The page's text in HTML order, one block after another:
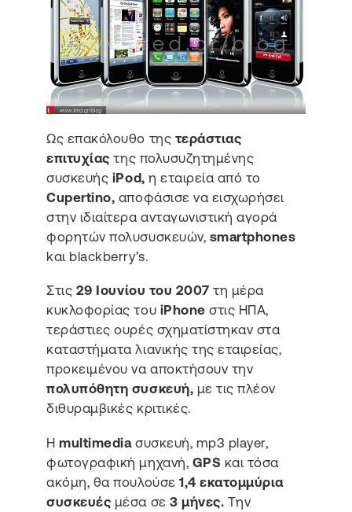
Ως επακόλουθο της τεράστιας
επιτυχίας της πολυσυζητημένης
συσκευής iPod, η εταιρεία από το
Cupertino, αποφάσισε να εισχωρήσει
στην ιδιαίτερα ανταγωνιστική αγορά
φορητών πολυσυσκευών, smartphones
kαι blackberry’s.
Στις 29 Ιουνίου του 2007τη μέρα
κυκλοφορίας του iPhoneστις ΗΠΑ,
τεράστιες ουρές σχηματίστηκαν στα
καταστήματα λιανικής της εταιρείας,
προκειμένου να αποκτήσουν την
πολυπόθητη συσκευή, με τις πλέον
διθυραμβικές κριτικές.
Ηmultimediaσυσκευή, mp3 player,
φωτογραφική μηχανή, GPS και τόσα
ακόμη, θα πουλούσε1,4 εκατομμύρια
συσκευές μέσα σε3 μήνες. Την